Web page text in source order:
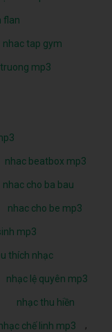
flan
nhac tap gym
mp3
nhac beatbox mp3
nhac cho ba bau
nhac cho be mp3
mp3
thích nhạc
nhạc lệ quyên mp3
nhạc thu hiền
chế linh mp3
,